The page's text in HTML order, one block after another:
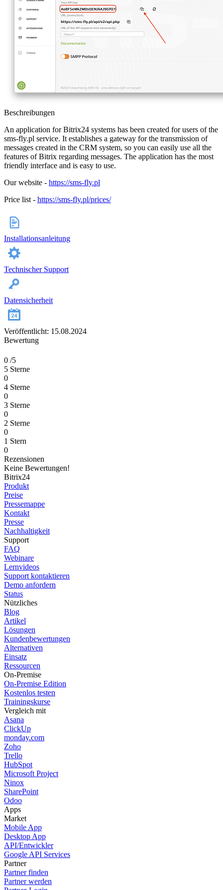
Beschreibungen
An application for Bitrix24 systems has been created for users of the
sms-fly.pl service. It establishes a gateway for the transmission of
messages created in the CRM system, so you can easily use all the
features of Bitrix regarding messages. The application has the most
friendly interface and is easy to use.
Our website - https://sms-fly.pl
Price list - https://sms-fly.pl/prices/
Installationsanleitung
Technischer Support
Datensicherheit
Veröffentlicht: 15.08.2024
Bewertung
0 /5
5 Sterne
0
4 Sterne
0
3 Sterne
0
2 Sterne
0
1 Stern
0
Rezensionen
Keine Bewertungen!
Bitrix24
Produkt
Preise
Pressemappe
Kontakt
Presse
Nachhaltigkeit
Support
FAQ
Webinare
Lernvideos
Support kontaktieren
Demo anfordern
Status
Nützliches
Blog
Artikel
Lösungen
Kundenbewertungen
Alternativen
Einsatz
Ressourcen
On-Premise
On-Premise Edition
Kostenlos testen
Trainingskurse
Vergleich mit
Asana
ClickUp
monday.com
Zoho
Trello
HubSpot
Microsoft Project
Ninox
SharePoint
Odoo
Apps
Market
Mobile App
Desktop App
API/Entwickler
Google API Services
Partner
Partner finden
Partner werden